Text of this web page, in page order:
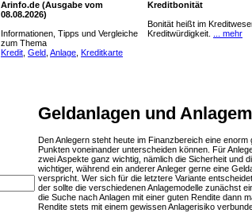
Arinfo.de (Ausgabe vom
08.08.2026)
Informationen, Tipps und Vergleiche
zum Thema
Kredit Geld Anlage Kreditkarte
Kreditbonität
Bonität heißt im
Kreditwürdigkeit.
... mehr
Geldanlagen und
Den Anlegern steht heute im Finanzbereich eine
Punkten voneinander unterscheiden können. Für
zwei Aspekte ganz wichtig, nämlich die Sicherheit und
wichtiger, während ein anderer Anleger gerne eine
verspricht. Wer sich für die letztere Variante
der sollte die verschiedenen Anlagemodelle zunächst
die Suche nach Anlagen mit einer guten Rendite dann
Rendite stets mit einem gewissen Anlagerisiko